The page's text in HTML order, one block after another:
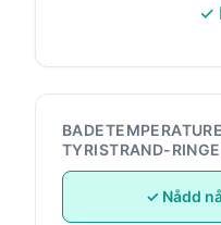
✓
TYRISTRAND-
✓ Nådd